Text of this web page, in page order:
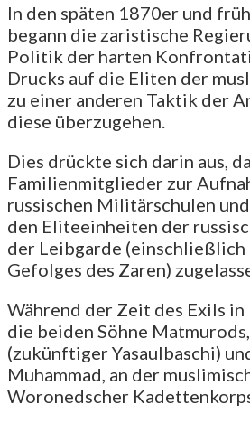
In den späten 1870er und
begann die zaristische
Politik der harten
Drucks auf die Eliten der
zu einer anderen Taktik der
diese überzugehen.
Dies drückte sich darin aus,
Familienmitglieder zur
russischen Militärschulen
den Eliteeinheiten der
der Leibgarde (einschließlich
Gefolges des Zaren)
Während der Zeit des Exils
die beiden Söhne
(zukünftiger Yasaulbaschi)
Muhammad, an der
Woronedscher